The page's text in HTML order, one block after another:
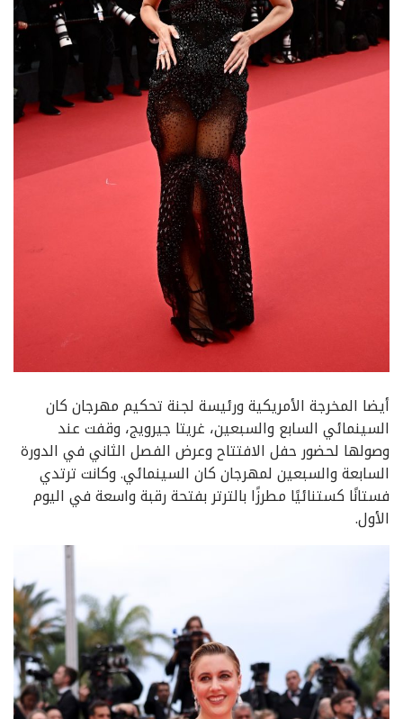
أيضا المخرجة الأمريكية ورئيسة لجنة تحكيم مهرجان كان
السينمائي السابع والسبعين، غريتا جيرويج، وقفت عند
وصولها لحضور حفل الافتتاح وعرض الفصل الثاني في الدورة
السابعة والسبعين لمهرجان كان السينمائي. وكانت ترتدي
فستانًا كستنائيًا مطرزًا بالترتر بفتحة رقبة واسعة في اليوم
الأول.